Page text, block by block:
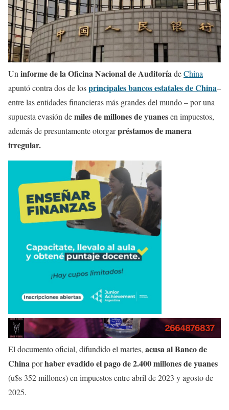
Un informe de la Oficina Nacional de AuditoríadeChina
apuntó contra dos de losprincipales bancos estatales de China–
entre las entidades financieras más grandes del mundo – por una
supuesta evasión demiles de millones de yuanesen impuestos,
además de presuntamente otorgarpréstamos de manera
irregular.
El documento oficial, difundido el martes, acusa al Banco de
China porhaber evadido el pago de 2.400 millones de yuanes
(u$s 352 millones) en impuestos entre abril de 2023 y agosto de
2025.